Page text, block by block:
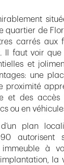
quartier de
carrés aux
Il faut voir
et
une
proximité
et des
ou en
d’un plan
autorisent
immeuble à